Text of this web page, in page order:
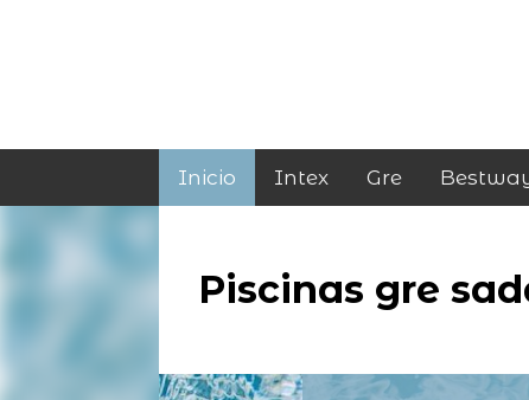
Inicio Intex Gre
Piscinas gre